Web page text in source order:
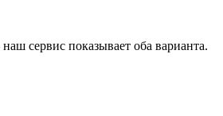
сервис показывает оба варианта.